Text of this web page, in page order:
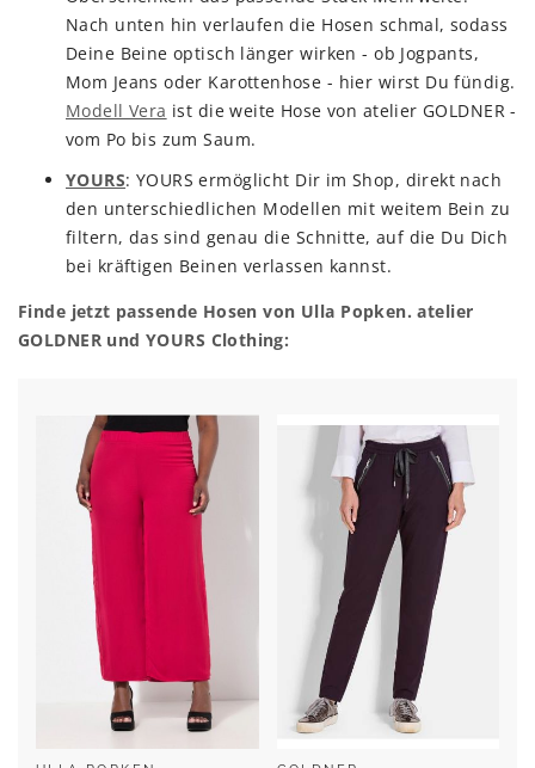
Nach unten hin verlaufen die Hosen schmal, sodass
Deine Beine optisch länger wirken - ob Jogpants,
Mom Jeans oder Karottenhose - hier wirst Du fündig.
Modell Vera ist die weite Hose von atelier GOLDNER -
vom Po bis zum Saum.
YOURS: YOURS ermöglicht Dir im Shop, direkt nach
den unterschiedlichen Modellen mit weitem Bein zu
filtern, das sind genau die Schnitte, auf die Du Dich
bei kräftigen Beinen verlassen kannst.
Finde jetzt passende Hosen von Ulla Popken. atelier
GOLDNER und YOURS Clothing: